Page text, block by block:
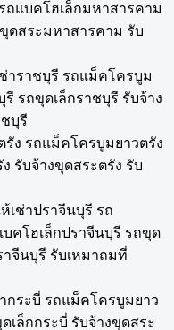
แบคโฮเล็กมหาสารคาม
ดสระมหาสารคาม รับ
าราชบุรี รถแม็คโครบูม
รถขุดเล็กราชบุรี รับจ้าง
บุรี
รัง รถแม็คโครบูมยาวตรัง
รับจ้างขุดสระตรัง รับ
เช่าปราจีนบุรี รถ
คโฮเล็กปราจีนบุรี รถขุด
าจีนบุรี รับเหมาถมที่
กระบี่ รถแม็คโครบูมยาว
เล็กกระบี่ รับจ้างขุดสระ